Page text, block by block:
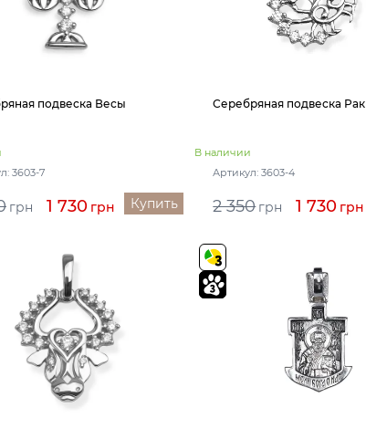
подвеска Весы
3603-7
грн 1 730 грн Купить
Серебряная подвеска Рак
В наличии
Артикул: 3603-4
2 350 грн 1 730 грн